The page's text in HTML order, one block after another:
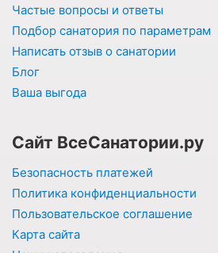
Частые вопросы и ответы
Подбор санатория по параметрам
Написать отзыв о санатории
Блог
Ваша выгода
Сайт ВсеСанатории.ру
Безопасность платежей
Политика конфиденциальности
Пользовательское соглашение
Карта сайта